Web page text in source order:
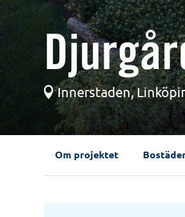
Innerstaden,
Om projektet